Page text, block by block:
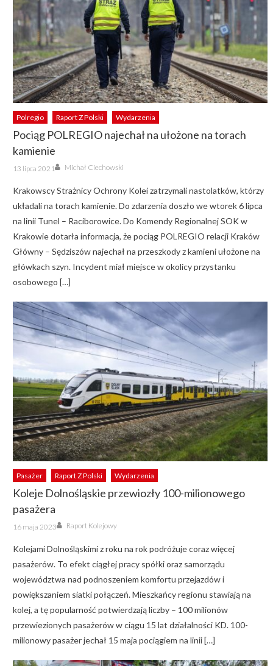
Polregio Raport Z Polski Wydarzenia
Pociąg POLREGIO najechał na ułożone na torach
kamienie
Posted
on
13 lipca 2021 Author
Michał Ciechowski
Krakowscy Strażnicy Ochrony Kolei zatrzymali nastolatków, którzy
układali na torach kamienie. Do zdarzenia doszło we wtorek 6 lipca
na linii Tunel – Raciborowice. Do Komendy Regionalnej SOK w
Krakowie dotarła informacja, że pociąg POLREGIO relacji Kraków
Główny – Sędziszów najechał na przeszkody z kamieni ułożone na
główkach szyn. Incydent miał miejsce w okolicy przystanku
osobowego […]
Pasażer Raport Z Polski Wydarzenia
Koleje Dolnośląskie przewiozły 100-milionowego
pasażera
Posted
on
16 maja 2023 Author
Raport Kolejowy
Kolejami Dolnośląskimi z roku na rok podróżuje coraz więcej
pasażerów. To efekt ciągłej pracy spółki oraz samorządu
województwa nad podnoszeniem komfortu przejazdów i
powiększaniem siatki połączeń. Mieszkańcy regionu stawiają na
kolej, a tę popularność potwierdzają liczby – 100 milionów
przewiezionych pasażerów w ciągu 15 lat działalności KD. 100-
milionowy pasażer jechał 15 maja pociągiem na linii […]